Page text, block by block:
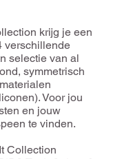
krijg je een
verschillende
selectie van al
symmetrisch
Voor jou
en jouw
te vinden.
Collection